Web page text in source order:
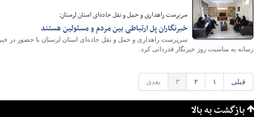
سرپرست راهداری و حمل و نقل جاده‌ای استان لرستان:
خبرنگاران پل ارتباطی بین مردم و مسئولین هستند
سرپرست راهداری و حمل و نقل جاده‌ای استان لرستان با حضور در
رسانه به مناسبت روز خبرنگار قدردانی کرد.
قبلی ۱ ۲ ۳ بعدی
بازگشت به بالا